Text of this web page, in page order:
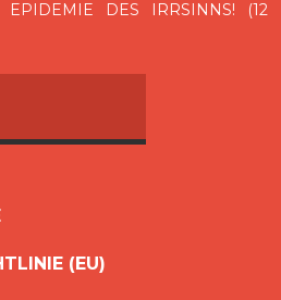
EPIDEMIE DES IRRSINNS! (12
(EU)